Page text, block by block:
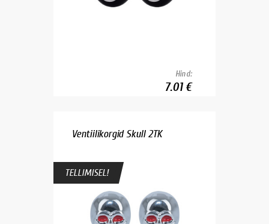
Hind:
7.01 €
Ventiilikorgid Skull 2TK
TELLIMISEL!